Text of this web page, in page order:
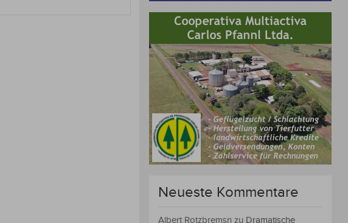
Neueste Kommentare
Albert Rotzbremsn zu Dramatische